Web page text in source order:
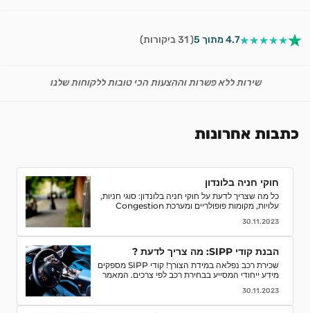
★★★★★4.7 מתוך 5 ( 31 ביקורות)
שירות ללא פשרות וההצעות הכי טובות ללקוחות שלנו
כתבות אחרונות
חוקי חניה בלונדון
כל מה שצריך לדעת על חוקי חניה בלונדון: סוגי חניות,
עלויות, מקומות פופולריים ומערכת Congestion
30.11.2023
הבנת קודי SIPP: מה צריך לדעת ?
שכירת רכב נפלאה במידת הצורך! קודי SIPP מספקים
מידע ייחודי המסייע בבחירת רכב לפי צרכים. המאמר
רכב. קבלו המלצות והסברים לאור הבנה מדויקת של
המאפיינים והמפרטים של רכבי השכרה ותהנו מחוויה
30.11.2023